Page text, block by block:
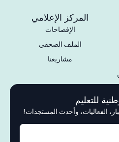
المركز الإعلامي
الإفصاحات
الملف الصحفي
مشاريعنا
للتعليم
الفعاليات، وأحدث المستجدات!